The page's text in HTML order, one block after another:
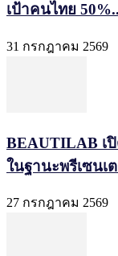
เป้าคนไทย
31 กรกฎาคม 2569
BEAUTILAB เ
ในฐานะพรีเซนเ
27 กรกฎาคม 2569